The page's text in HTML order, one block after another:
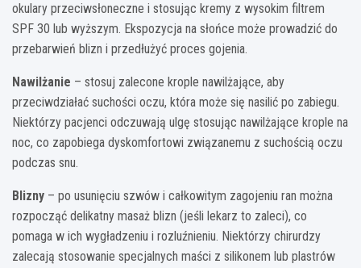
okulary przeciwsłoneczne i stosując kremy z wysokim filtrem
SPF 30 lub wyższym. Ekspozycja na słońce może prowadzić do
przebarwień blizn i przedłużyć proces gojenia.
Nawilżanie – stosuj zalecone krople nawilżające, aby
przeciwdziałać suchości oczu, która może się nasilić po zabiegu.
Niektórzy pacjenci odczuwają ulgę stosując nawilżające krople na
noc, co zapobiega dyskomfortowi związanemu z suchością oczu
podczas snu.
Blizny – po usunięciu szwów i całkowitym zagojeniu ran można
rozpocząć delikatny masaż blizn (jeśli lekarz to zaleci), co
pomaga w ich wygładzeniu i rozluźnieniu. Niektórzy chirurdzy
zalecają stosowanie specjalnych maści z silikonem lub plastrów